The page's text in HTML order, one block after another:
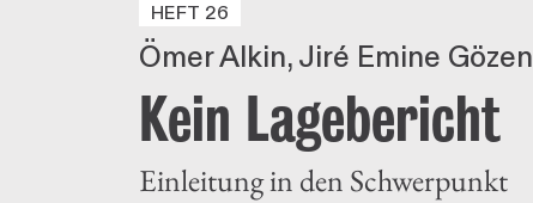
HEFT 26
Ömer Alkin Jiré Emine Gözen
Kein Lagebericht
Einleitung in den Schwerpunkt